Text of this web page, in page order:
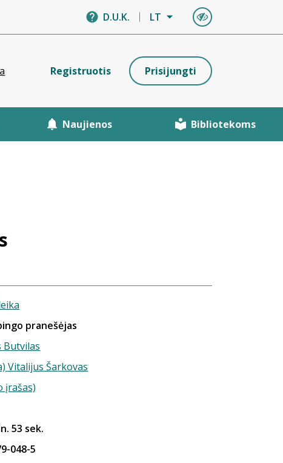
D.U.K. LT
Registruotis Prisijungti
Naujienos Bibliotekoms
pranešėjas
Butvilas
Vitalijus Šarkovas
įrašas)
53 sek.
048-5